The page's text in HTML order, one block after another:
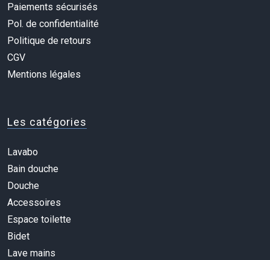
Paiements sécurisés
Pol. de confidentialité
Politique de retours
CGV
Mentions légales
Les catégories
Lavabo
Bain douche
Douche
Accessoires
Espace toilette
Bidet
Lave mains